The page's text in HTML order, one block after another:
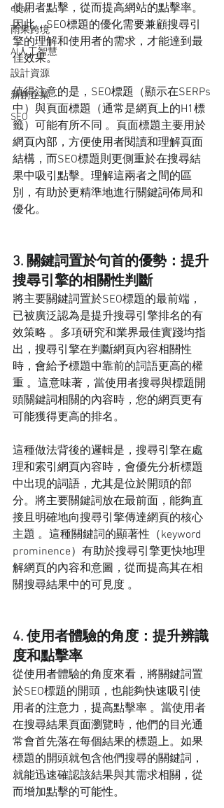
ebay
雨果跨境
AI人工智慧
設計資源
新創企業
SEO
使用者點擊，從而提高網站的點擊率。
因此，SEO標題的優化需要兼顧搜尋引
擎的理解和使用者的需求，才能達到最
佳效果。
值得注意的是，SEO標題（顯示在SERPs
中）與頁面標題（通常是網頁上的H1標
籤）可能有所不同 。頁面標題主要用於
網頁內部，方便使用者閱讀和理解頁面
結構，而SEO標題則更側重於在搜尋結
果中吸引點擊。理解這兩者之間的區
別，有助於更精準地進行關鍵詞佈局和
優化。
3. 關鍵詞置於句首的優勢：提升
搜尋引擎的相關性判斷
將主要關鍵詞置於SEO標題的最前端，
已被廣泛認為是提升搜尋引擎排名的有
效策略 。多項研究和業界最佳實踐均指
出，搜尋引擎在判斷網頁內容相關性
時，會給予標題中靠前的詞語更高的權
重 。這意味著，當使用者搜尋與標題開
頭關鍵詞相關的內容時，您的網頁更有
可能獲得更高的排名。
這種做法背後的邏輯是，搜尋引擎在處
理和索引網頁內容時，會優先分析標題
中出現的詞語，尤其是位於開頭的部
分。將主要關鍵詞放在最前面，能夠直
接且明確地向搜尋引擎傳達網頁的核心
主題 。這種關鍵詞的顯著性（keyword
prominence）有助於搜尋引擎更快地理
解網頁的內容和意圖，從而提高其在相
關搜尋結果中的可見度 。
4. 使用者體驗的角度：提升辨識
度和點擊率
從使用者體驗的角度來看，將關鍵詞置
於SEO標題的開頭，也能夠快速吸引使
用者的注意力，提高點擊率 。當使用者
在搜尋結果頁面瀏覽時，他們的目光通
常會首先落在每個結果的標題上。如果
標題的開頭就包含他們搜尋的關鍵詞，
就能迅速確認該結果與其需求相關，從
而增加點擊的可能性。